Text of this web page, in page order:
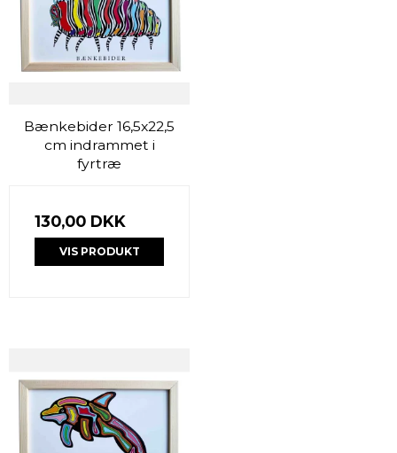
Bænkebider 16,5x22,5
cm indrammet i
fyrtræ
130,00 DKK
VIS PRODUKT